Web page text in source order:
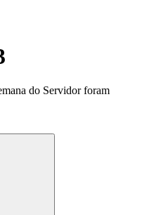
do Servidor foram